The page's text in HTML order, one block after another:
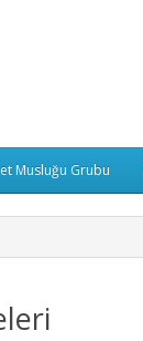
Musluğu Grubu